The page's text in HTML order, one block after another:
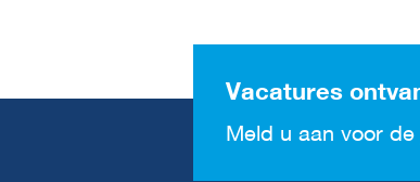
Vacatures
Meld u aan voor